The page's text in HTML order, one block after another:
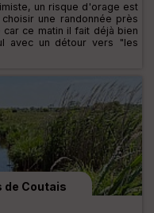
un risque d'orage est
une randonnée près
ce matin il fait déjà bien
avec un détour vers "les
de Coutais